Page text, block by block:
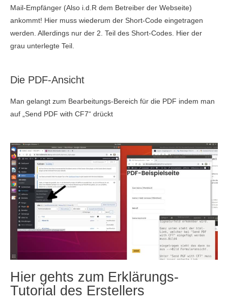
Mail-Empfänger (Also i.d.R dem Betreiber der Webseite)
ankommt! Hier muss wiederum der Short-Code eingetragen
werden. Allerdings nur der 2. Teil des Short-Codes. Hier der
grau unterlegte Teil.
Die PDF-Ansicht
Man gelangt zum Bearbeitungs-Bereich für die PDF indem man
auf „Send PDF with CF7“ drückt
Hier gehts zum Erklärungs-
Tutorial des Erstellers